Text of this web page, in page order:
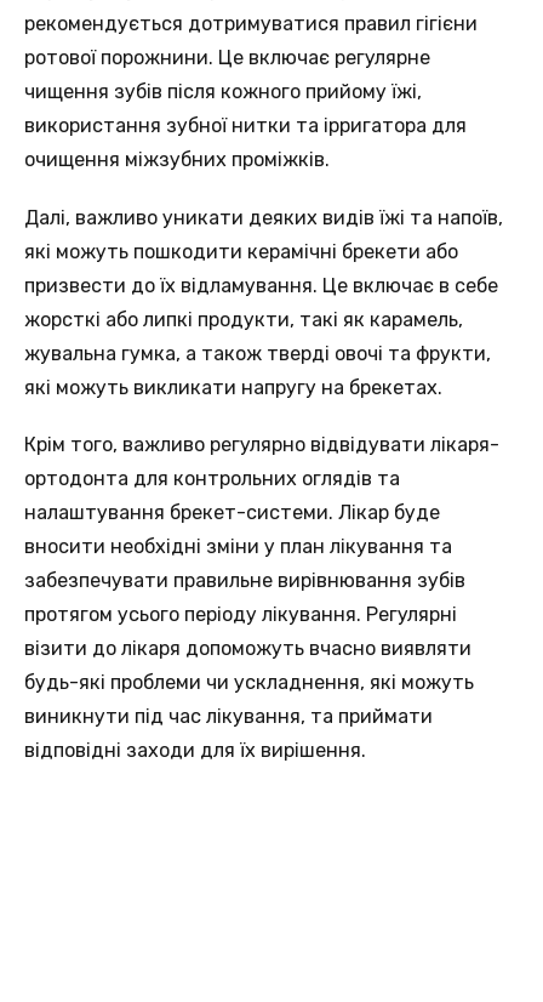
рекомендується дотримуватися правил гігієни
ротової порожнини. Це включає регулярне
чищення зубів після кожного прийому їжі,
використання зубної нитки та ірригатора для
очищення міжзубних проміжків.
Далі, важливо уникати деяких видів їжі та напоїв,
які можуть пошкодити керамічні брекети або
призвести до їх відламування. Це включає в себе
жорсткі або липкі продукти, такі як карамель,
жувальна гумка, а також тверді овочі та фрукти,
які можуть викликати напругу на брекетах.
Крім того, важливо регулярно відвідувати лікаря-
ортодонта для контрольних оглядів та
налаштування брекет-системи. Лікар буде
вносити необхідні зміни у план лікування та
забезпечувати правильне вирівнювання зубів
протягом усього періоду лікування. Регулярні
візити до лікаря допоможуть вчасно виявляти
будь-які проблеми чи ускладнення, які можуть
виникнути під час лікування, та приймати
відповідні заходи для їх вирішення.